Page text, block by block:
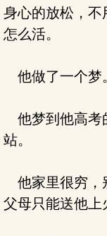
身心的放松，不
怎么活。
他做了一个梦
他梦到他高考
站。
他家里很穷，
父母只能送他上